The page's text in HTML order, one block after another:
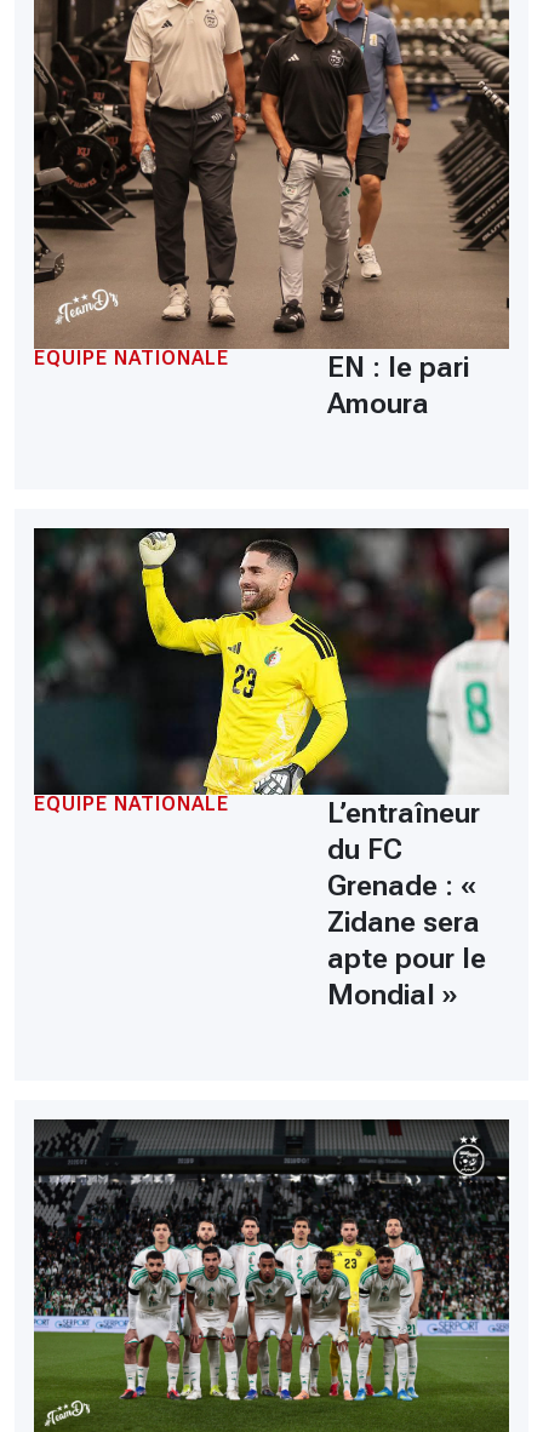
EQUIPE NATIONALE
EN : le pari
Amoura
EQUIPE NATIONALE
L’entraîneur
du FC
Grenade : «
Zidane sera
apte pour le
Mondial »